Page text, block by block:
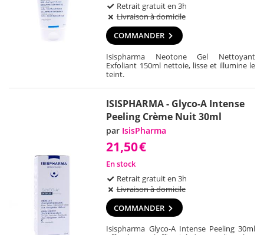
Retrait gratuit en 3h
Livraison à domicile
COMMANDER
Isispharma Neotone Gel Nettoyant
Exfoliant 150ml nettoie, lisse et illumine le
teint.
ISISPHARMA - Glyco-A Intense
Peeling Crème Nuit 30ml
par IsisPharma
21,50€
En stock
Retrait gratuit en 3h
Livraison à domicile
COMMANDER
Isispharma Glyco-A Intense Peeling 30ml